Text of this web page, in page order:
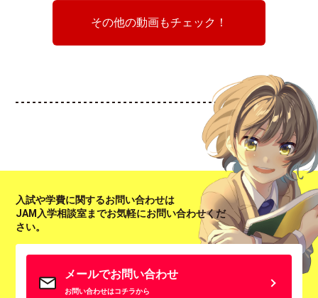
その他の動画もチェック！
入試や学費に関するお問い合わせは
JAM入学相談室までお気軽にお問い合わせくだ
さい。
メールでお問い合わせ
お問い合わせはコチラから